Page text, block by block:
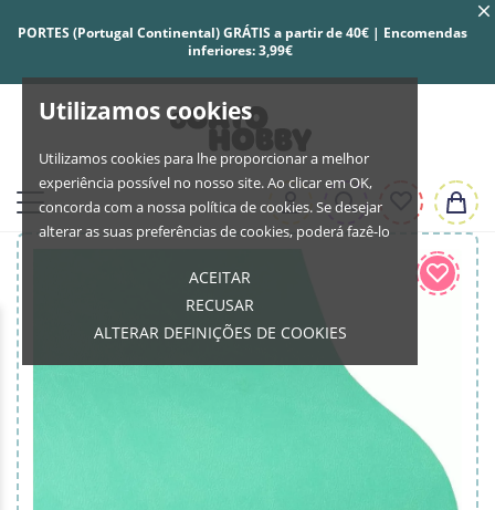
Utilizamos cookies
Utilizamos cookies para lhe proporcionar a melhor
experiência possível no nosso site. Ao clicar em OK,
concorda com a nossa política de cookies. Se desejar
alterar as suas preferências de cookies, poderá fazê-lo
ACEITAR
RECUSAR
ALTERAR DEFINIÇÕES DE COOKIES
PORTES (Portugal Continental) GRÁTIS a partir de 40€ | Encomendas
inferiores: 3,99€